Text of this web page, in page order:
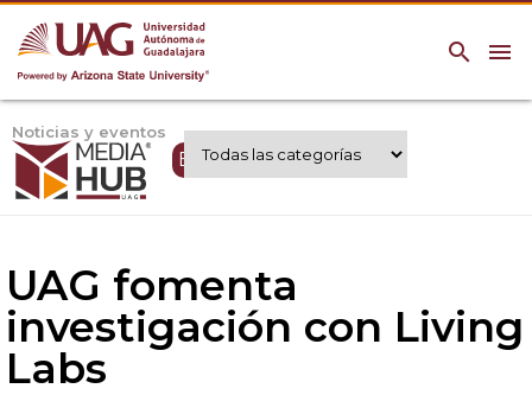
menu
search
Noticias y eventos
Expertos UAG
UAG fomenta
investigación con Living
Labs